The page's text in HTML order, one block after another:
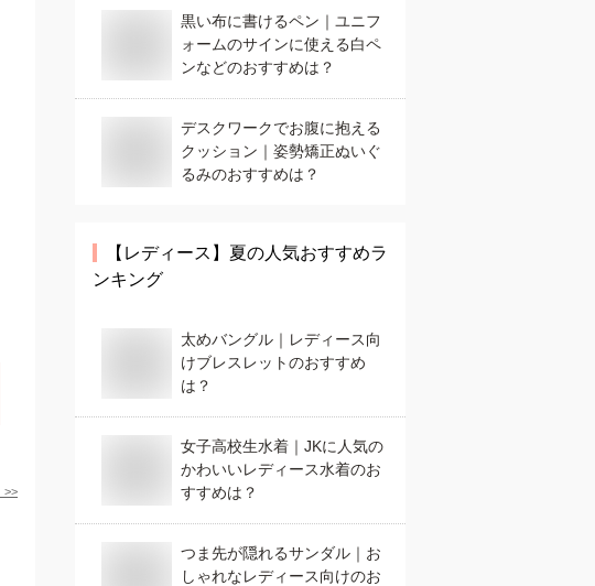
>>
黒い布に書けるペン｜ユニフ
ォームのサインに使える白ペ
ンなどのおすすめは？
デスクワークでお腹に抱える
クッション｜姿勢矯正ぬいぐ
るみのおすすめは？
【レディース】 夏の人気おすすめラ
ンキング
太めバングル｜レディース向
けブレスレットのおすすめ
は？
女子高校生水着｜JKに人気の
かわいいレディース水着のお
すすめは？
つま先が隠れるサンダル｜お
しゃれなレディース向けのお